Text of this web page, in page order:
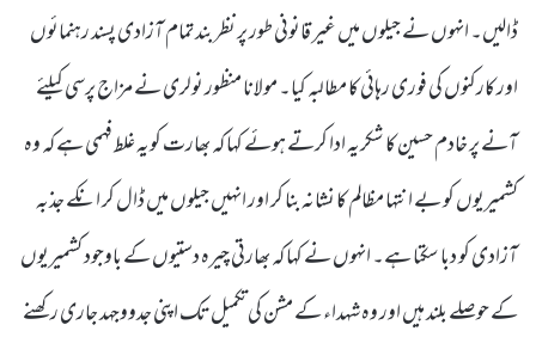
ڈالیں۔ انہوں نے جیلوں میں غیر قانونی طور پر نظر بند تمام آزادی پسند رہنمائوں
اور کارکنوں کی فوری رہائی کا مطالبہ کیا۔ مولانا منظور نولری نے مزاج پرسی کیلئے
آنے پر خادم حسین کا شکریہ ادا کرتے ہوئے کہا کہ بھارت کویہ غلط فہمی ہے کہ وہ
کشمیریوں کو بے انتہا مظالم کا نشانہ بنا کر اور انہیں جیلوں میں ڈال کر انکے جذبہ
آزادی کو دبا سکتا ہے۔ انہوں نے کہا کہ بھارتی چیرہ دستیوں کے باوجود کشمیریوں
کے حوصلے بلند ہیں اور وہ شہداء کے مشن کی تکمیل تک اپنی جدووجہد جاری رکھنے